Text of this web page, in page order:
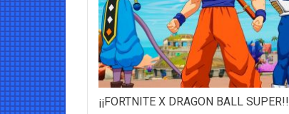
¡¡FORTNITE X DRAGON BALL SUPER!!